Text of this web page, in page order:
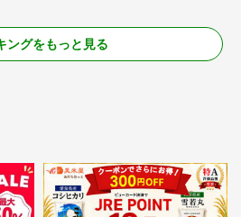
ングをもっと見る